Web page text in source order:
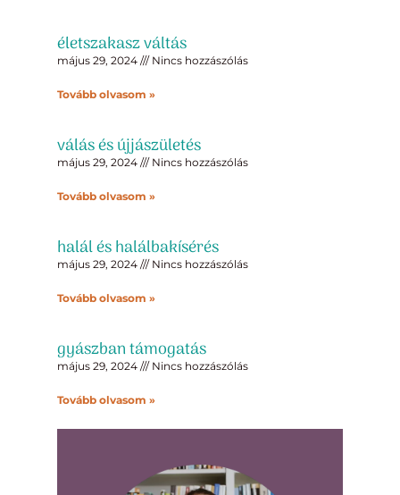
életszakasz váltás
május 29, 2024 Nincs hozzászólás
Tovább olvasom »
válás és újjászületés
május 29, 2024 Nincs hozzászólás
Tovább olvasom »
halál és halálbakísérés
május 29, 2024 Nincs hozzászólás
Tovább olvasom »
gyászban támogatás
május 29, 2024 Nincs hozzászólás
Tovább olvasom »